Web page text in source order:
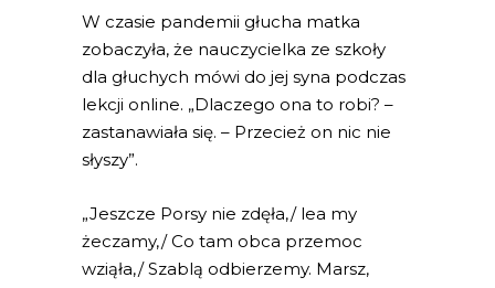
W czasie pandemii głucha matka
zobaczyła, że nauczycielka ze szkoły
dla głuchych mówi do jej syna podczas
lekcji online. „Dlaczego ona to robi? –
zastanawiała się. – Przecież on nic nie
słyszy”.
„Jeszcze Porsy nie zdęła,/ lea my
żeczamy,/ Co tam obca przemoc
wziąła,/ Szablą odbierzemy. Marsz,